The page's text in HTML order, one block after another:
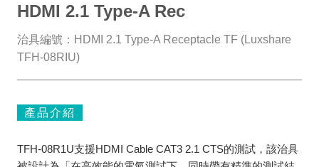
HDMI 2.1 Type-A Rec
治具編號：HDMI 2.1 Type-A Receptacle TF (Luxshare
TFH-08RIU)
產品介紹
TFH-08R1U支援HDMI Cable CAT3 2.1 CTS的測試，該治具